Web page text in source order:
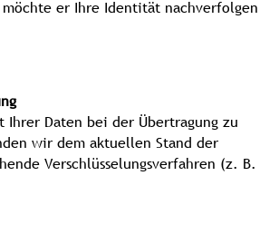
möchte er Ihre Identität nachverfolgen
Ihrer Daten bei der Übertragung zu
wir dem aktuellen Stand der
Verschlüsselungsverfahren (z. B.